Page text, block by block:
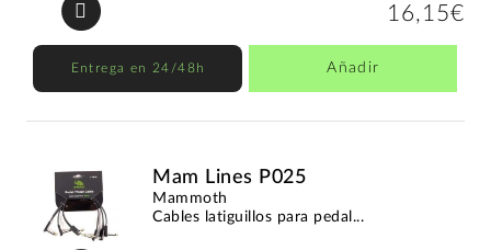
16,15€
Entrega en 24/48h Añadir
Mam Lines P025
Mammoth
Cables latiguillos para pedal...